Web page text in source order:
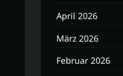
April 2026
März 2026
Februar 2026